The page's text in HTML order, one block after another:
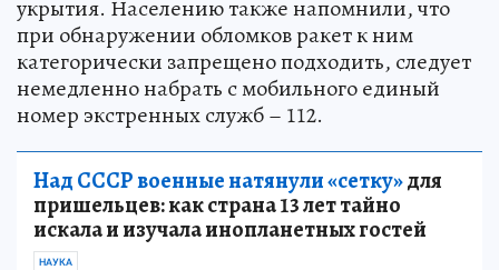
укрытия. Населению также напомнили, что
при обнаружении обломков ракет к ним
категорически запрещено подходить, следует
немедленно набрать с мобильного единый
номер экстренных служб – 112.
Над СССР военные натянули «сетку»для
пришельцев: как страна 13 лет тайно
искала и изучала инопланетных гостей
НАУКА